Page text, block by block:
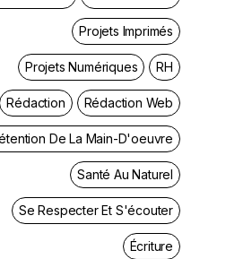
Projets Imprimés
Projets Numériques RH
Rédaction Rédaction Web
De La Main-D'oeuvre
Santé Au Naturel
Se Respecter Et S'écouter
Écriture